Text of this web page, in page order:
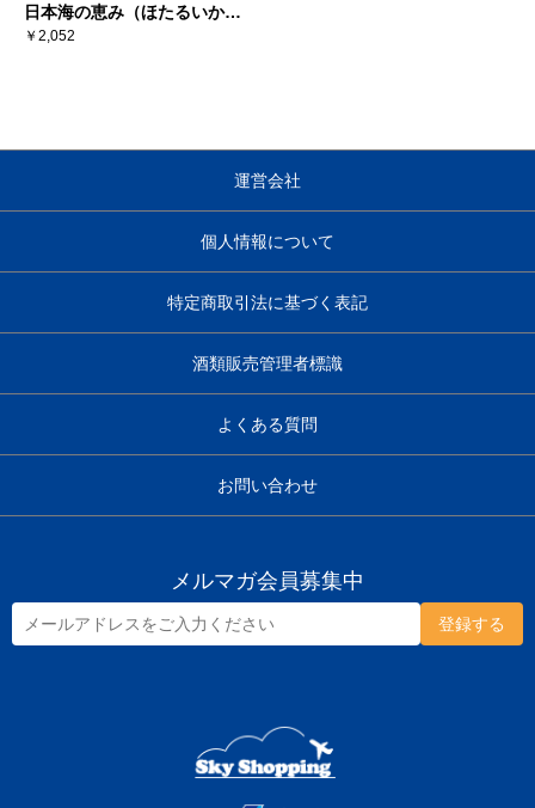
日本海の恵み（ほたるいか醤
油漬×6）
￥2,052
運営会社
個人情報について
特定商取引法に基づく表記
酒類販売管理者標識
よくある質問
お問い合わせ
メルマガ会員募集中